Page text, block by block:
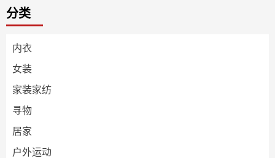
分类
内衣
女装
家装家纺
寻物
居家
户外运动